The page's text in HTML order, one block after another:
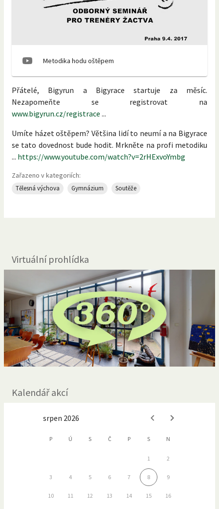
Metodika hodu oštěpem
Přátelé, Bigyrun a Bigyrace startuje za měsíc.
Nezapomeňte se registrovat na
www.bigyrun.cz/registrace ...
Umíte házet oštěpem? Většina lidí to neumí a na Bigyrace
se tato dovednost bude hodit. Mrkněte na profi metodiku
... https://www.youtube.com/watch?v=2rHExvoYmbg
Zařazeno v kategoriích:
Tělesná výchova Gymnázium Soutěže
Virtuální prohlídka
Kalendář akcí
srpen 2026
P Ú S Č P S N
1 2
3 4 5 6 7 8 9
10 11 12 13 14 15 16